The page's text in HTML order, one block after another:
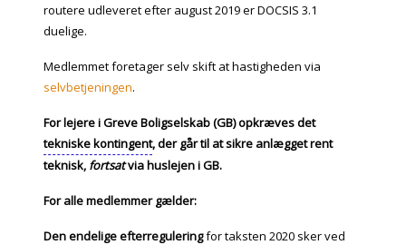
routere udleveret efter august 2019 er DOCSIS 3.1
duelige.
Medlemmet foretager selv skift at hastigheden via
selvbetjeningen.
For lejere i Greve Boligselskab (GB) opkræves det
tekniske kontingent, der går til at sikre anlægget rent
teknisk, fortsatvia huslejen i GB.
For alle medlemmer gælder:
Den endelige efterreguleringfor taksten 2020 sker ved